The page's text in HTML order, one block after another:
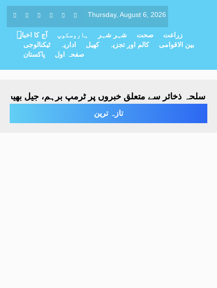
Thursday, August 6, 2026
آج کا اخبار ہاروسکوپ شہر شہر صحت
زراعت
ٹیکنالوجی
اداریہ کھیل کالم اور تجزیہ
بین الاقوامی
پاکستان
صفحہ اول
ذخائر سے متعلق خبروں پر ٹرمپ برہم، جیل بھیجنے
تازہ ترین